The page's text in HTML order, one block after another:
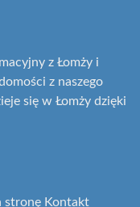
z Łomży i
z naszego
się w Łomży dzięki
stronę Kontakt